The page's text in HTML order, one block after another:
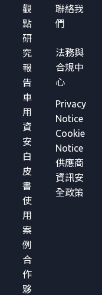
觀
點
研
究
報
告
車
用
資
安
白
皮
書
使
用
案
例
合
作
夥
聯絡我
們
法務與
合規中
心
Privacy
Notice
Cookie
Notice
供應商
資訊安
全政策